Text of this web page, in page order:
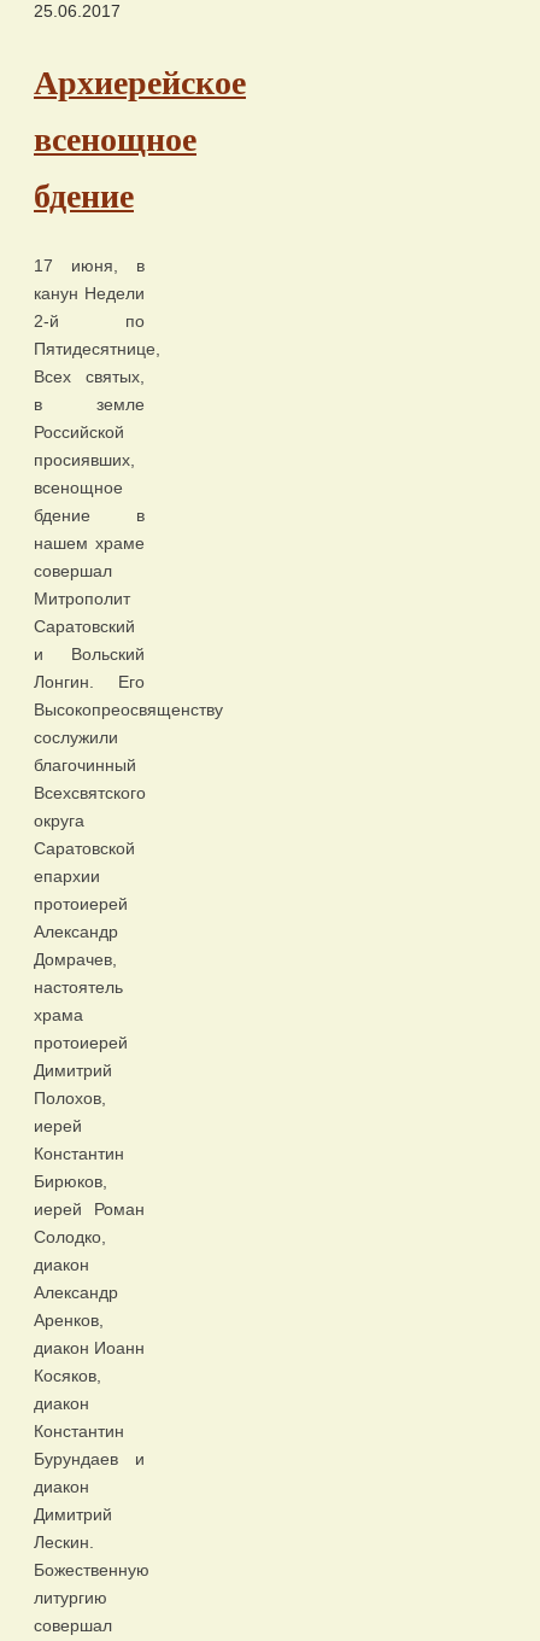
25.06.2017
Архиерейское
всенощное
бдение
17 июня, в
канун Недели
2-й по
Пятидесятнице,
Всех святых,
в земле
Российской
просиявших,
всенощное
бдение в
нашем храме
совершал
Митрополит
Саратовский
и Вольский
Лонгин. Его
Высокопреосвященству
сослужили
благочинный
Всехсвятского
округа
Саратовской
епархии
протоиерей
Александр
Домрачев,
настоятель
храма
протоиерей
Димитрий
Полохов,
иерей
Константин
Бирюков,
иерей Роман
Солодко,
диакон
Александр
Аренков,
диакон Иоанн
Косяков,
диакон
Константин
Бурундаев и
диакон
Димитрий
Лескин.
Божественную
литургию
совершал